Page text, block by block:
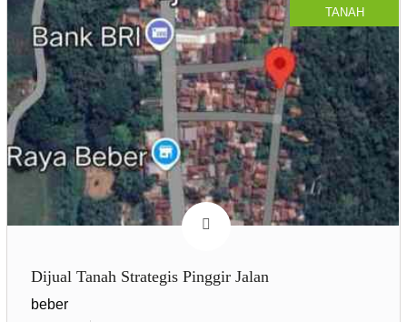
TANAH
Dijual Tanah Strategis Pinggir Jalan
beber